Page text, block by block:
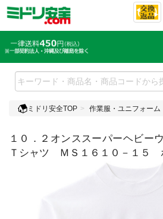
ミドリ安全TOP 作業服・ユニフォーム
１０．２オンススーパーヘビー
Ｔシャツ ＭＳ１６１０－１５